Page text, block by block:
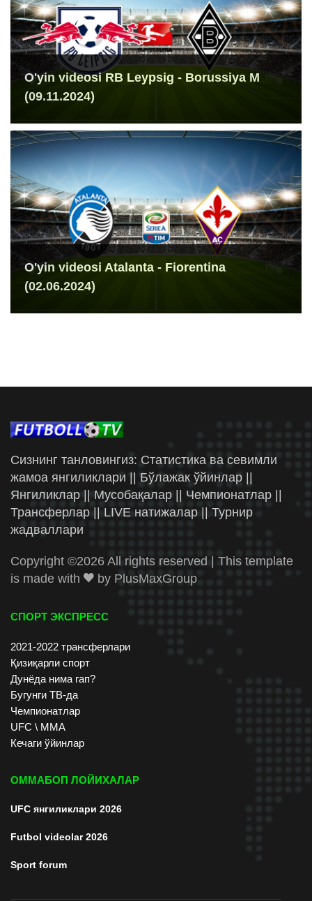
O'yin videosi RB Leypsig - Borussiya M
(09.11.2024)
O'yin videosi Atalanta - Fiorentina
(02.06.2024)
Сизнинг танловингиз: Статистика ва севимли
жамоа янгиликлари || Бўлажак ўйинлар ||
Янгиликлар || Мусобақалар || Чемпионатлар ||
Трансферлар || LIVE натижалар || Турнир
жадваллари
Copyright ©2026 All rights reserved | This template
is made with
by PlusMaxGroup
СПОРТ ЭКСПРЕСС
2021-2022 трансферлари
Қизиқарли спорт
Дунёда нима гап?
Бугунги ТВ-да
Чемпионатлар
UFC \ ММА
Кечаги ўйинлар
ОММАБОП ЛОЙИХАЛАР
UFC янгиликлари 2026
Futbol videolar 2026
Sport forum